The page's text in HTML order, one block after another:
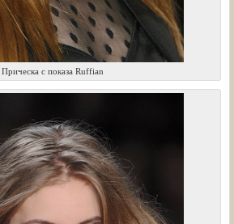
Прическа с показа Ruffian